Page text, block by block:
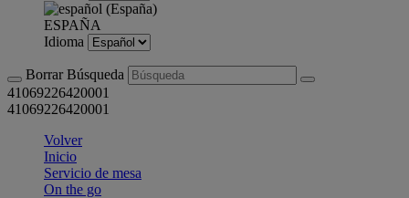
ESPAÑA
Idioma
Borrar Búsqueda
41069226420001
41069226420001
Volver
Inicio
Servicio de mesa
On the go